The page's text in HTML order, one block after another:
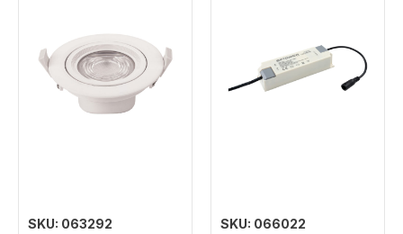
SKU: 063292 SKU: 066022